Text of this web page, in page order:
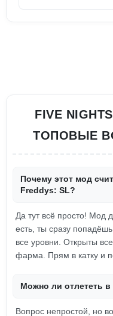
FIVE
ТОПОВЫЕ
Почему этот мод
Freddys: SL?
Да тут всё просто! Мод
есть, ты сразу
все уровни. Открыты
фарма. Прям в катку и
Можно ли отлететь
Вопрос непростой, но